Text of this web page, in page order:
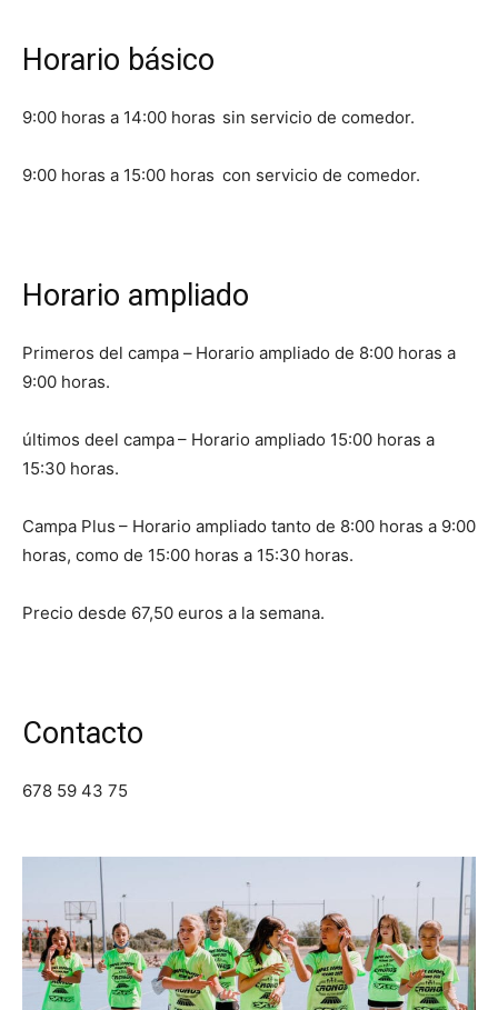
Horario básico
9:00 horas a 14:00 horas sin servicio de comedor.
9:00 horas a 15:00 horas con servicio de comedor.
Horario ampliado
Primeros del campa – Horario ampliado de 8:00 horas a
9:00 horas.
últimos deel campa– Horario ampliado 15:00 horas a
15:30 horas.
Campa Plus – Horario ampliado tanto de 8:00 horas a 9:00
horas, como de 15:00 horas a 15:30 horas.
Precio desde 67,50 euros a la semana.
Contacto
678 59 43 75